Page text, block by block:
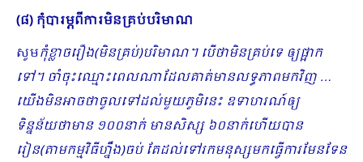
(៨) កុំបារម្ភពីការមិនគ្រប់បរិមាណ
សូមកុំខ្លាចរឿង(មិនគ្រប់)បរិមាណ។ បើថាមិនគ្រប់ទេ ឲ្យផ្អាក
ទៅ។ ចាំចុះឈ្មោះពេលណាដែលគាត់មានលទ្ធភាពមកវិញ …
យើងមិនអាចថាចូលទៅដល់មួយភូមិនេះ ឧទាហរណ៍ឲ្យ
ទិន្នន័យថាមាន ១០០នាក់ មានសិស្ស ៦០នាក់ហើយបាន
រៀន(តាមកម្មវិធីហ្នឹង)ចប់ តែដល់ទៅរកមនុស្សមកធ្វើការមែនទែន